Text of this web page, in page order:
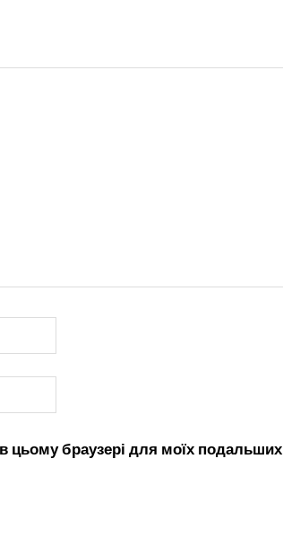
цьому браузері для моїх подальших